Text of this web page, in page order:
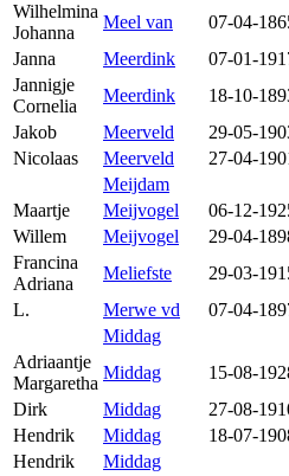
Wilhelmina
Johanna
Meel van 07-04-
Janna
Meerdink 07-01-
Jannigje
Cornelia
Meerdink 18-10-
Jakob
Meerveld 29-05-
Nicolaas
Meerveld 27-04-
Meijdam
Maartje
Meijvogel 06-12-
Willem
Meijvogel 29-04-
Francina
Adriana
Meliefste 29-03-
L.
Merwe vd 07-04-
Middag
Adriaantje
Margaretha
Middag 15-08-
Dirk
Middag 27-08-
Hendrik
Middag 18-07-
Hendrik
Middag